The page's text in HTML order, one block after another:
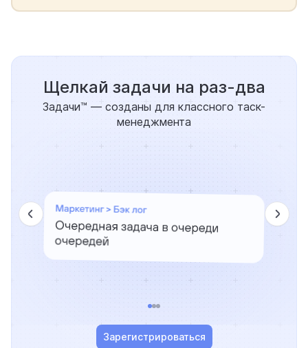
Щелкай задачи на раз-два
Задачи™ — созданы для классного таск-
менеджмента
Зарегистрироваться